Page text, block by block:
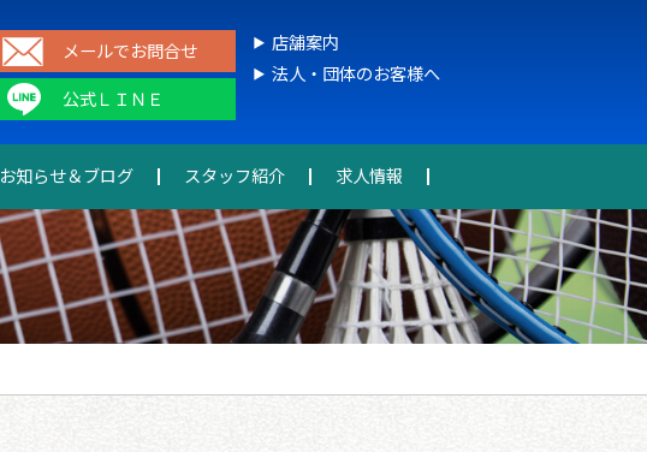
店舗案内
法人・団体のお客様へ
メールでお問合せ
公式ＬＩＮＥ
お知らせ＆ブログ スタッフ紹介 求人情報